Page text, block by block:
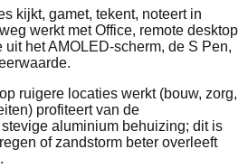
kijkt, gamet, tekent, noteert in
werkt met Office, remote desktop
het AMOLED‑scherm, de S Pen,
ruigere locaties werkt (bouw, zorg,
profiteert van de
stevige aluminium behuizing; dit is
of zandstorm beter overleeft